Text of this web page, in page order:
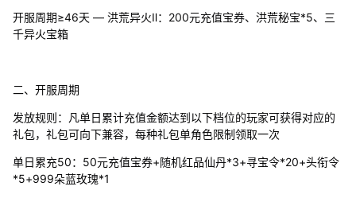
开服周期≥46天 — 洪荒异火Ⅱ：200元充值宝券、洪荒秘宝*5、三
千异火宝箱
二、开服周期
发放规则：凡单日累计充值金额达到以下档位的玩家可获得对应的
礼包，礼包可向下兼容，每种礼包单角色限制领取一次
单日累充50：50元充值宝券+随机红品仙丹*3+寻宝令*20+头衔令
*5+999朵蓝玫瑰*1